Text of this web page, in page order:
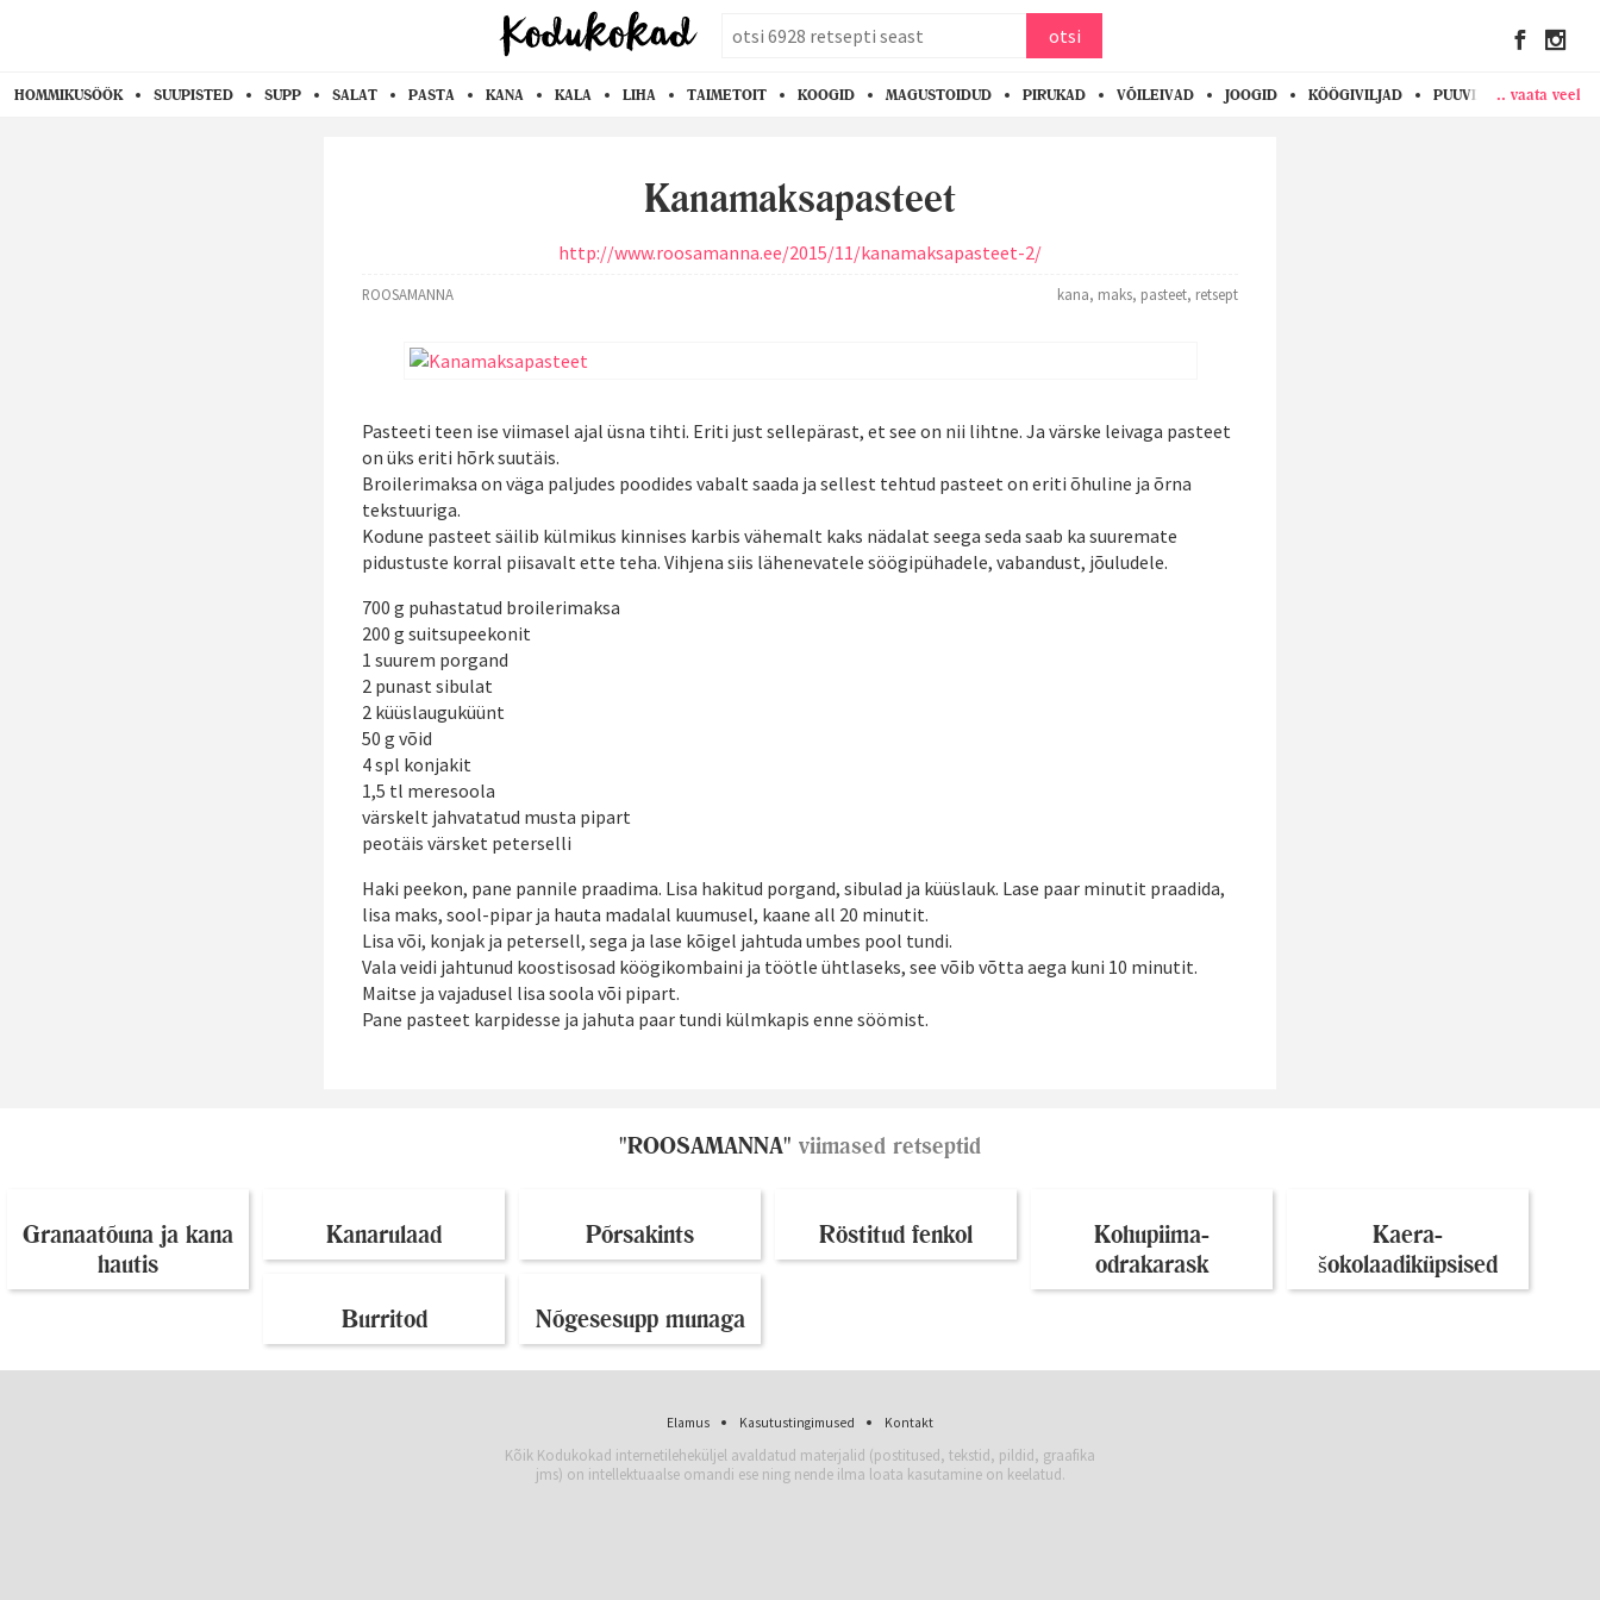
otsi
HOMMIKUSÖÖK SUUPISTED SUPP SALAT PASTA KANA KALA LIHA TAIMETOIT KOOGID MAGUSTOIDUD PIRUKAD VÕILEIVAD JOOGID KÖÖGIVILJAD PUUVILJAD MARJAD
.. vaata veel
Kanamaksapasteet
http://www.roosamanna.ee/2015/11/kanamaksapasteet-2/
ROOSAMANNA kana, maks, pasteet, retsept
Pasteeti teen ise viimasel ajal üsna tihti. Eriti just sellepärast, et see on nii lihtne. Ja värske leivaga pasteet
on üks eriti hõrk suutäis.
Broilerimaksa on väga paljudes poodides vabalt saada ja sellest tehtud pasteet on eriti õhuline ja õrna
tekstuuriga.
Kodune pasteet säilib külmikus kinnises karbis vähemalt kaks nädalat seega seda saab ka suuremate
pidustuste korral piisavalt ette teha. Vihjena siis lähenevatele söögipühadele, vabandust, jõuludele.
700 g puhastatud broilerimaksa
200 g suitsupeekonit
1 suurem porgand
2 punast sibulat
2 küüslauguküünt
50 g võid
4 spl konjakit
1,5 tl meresoola
värskelt jahvatatud musta pipart
peotäis värsket peterselli
Haki peekon, pane pannile praadima. Lisa hakitud porgand, sibulad ja küüslauk. Lase paar minutit praadida,
lisa maks, sool-pipar ja hauta madalal kuumusel, kaane all 20 minutit.
Lisa või, konjak ja petersell, sega ja lase kõigel jahtuda umbes pool tundi.
Vala veidi jahtunud koostisosad köögikombaini ja töötle ühtlaseks, see võib võtta aega kuni 10 minutit.
Maitse ja vajadusel lisa soola või pipart.
Pane pasteet karpidesse ja jahuta paar tundi külmkapis enne söömist.
"ROOSAMANNA" viimased retseptid
Granaatõuna ja kana
hautis
Kanarulaad Põrsakints Röstitud fenkol
Kohupiima-
odrakarask
Kaera-
šokolaadiküpsised
Burritod
Nõgesesupp munaga
Elamus Kasutustingimused Kontakt
Kõik Kodukokad internetileheküljel avaldatud materjalid (postitused, tekstid, pildid, graafika
jms) on intellektuaalse omandi ese ning nende ilma loata kasutamine on keelatud.